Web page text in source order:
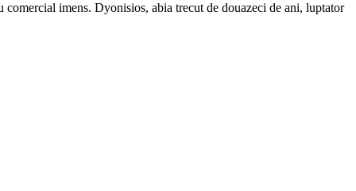
imens. Dyonisios, abia trecut de douazeci de ani, luptator